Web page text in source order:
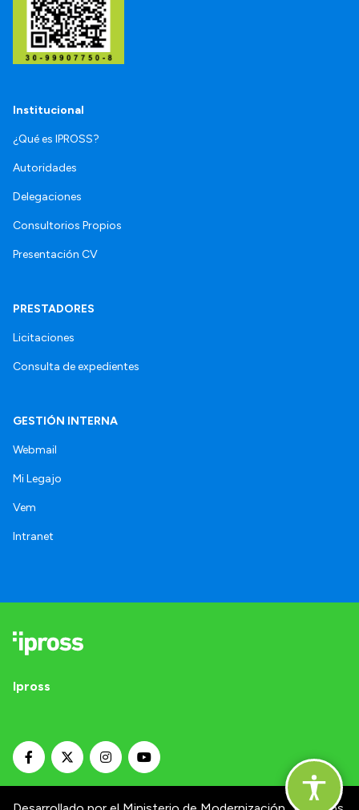
Institucional
¿Qué es IPROSS?
Autoridades
Delegaciones
Consultorios Propios
Presentación CV
PRESTADORES
Licitaciones
Consulta de expedientes
GESTIÓN INTERNA
Webmail
Mi Legajo
Vem
Intranet
Ipross